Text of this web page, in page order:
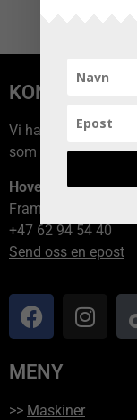
KONTAKT OSS
Vi har avdelinger
som er nærmest
Hovedkontor
Framvegen 2, 2264
+47 62 94 54 40
Send oss en epost
MENY
>> Maskiner